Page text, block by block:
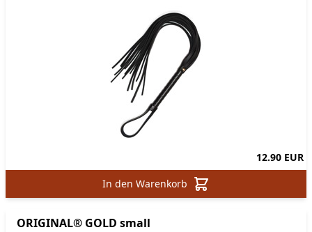
12.90 EUR
In den Warenkorb
ORIGINAL® GOLD small